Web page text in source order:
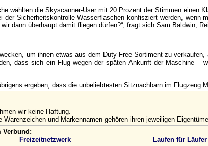
wählten die Skyscanner-User mit 20 Prozent der Stimmen einen
der Sicherheitskontrolle Wasserflaschen konfisziert werden,
dann überhaupt damit fliegen dürfen?“, fragt sich Sam Baldwin,
um ihnen etwas aus dem Duty-Free-Sortiment zu
dass sich ein Flug wegen der späten Ankunft der Maschine
ergeben, dass die unbeliebtesten Sitznachbarn im Flugzeug
wir keine Haftung.
und Markennamen gehören ihren jeweiligen
Verbund:
Freizeitnetzwerk Laufen für Läufer